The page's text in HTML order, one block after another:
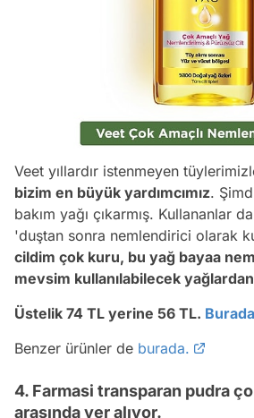
Veet yıllardır istenmeyen
bizim en büyük yardımcımız.
bakım yağı çıkarmış. Kullananlar
'duştan sonra nemlendirici olarak
cildim çok kuru, bu yağ bayaa
mevsim kullanılabilecek
Üstelik 74 TL yerine 56 TL.
Benzer ürünler de burada.
4. Farmasi transparan pudra
arasında yer alıyor.